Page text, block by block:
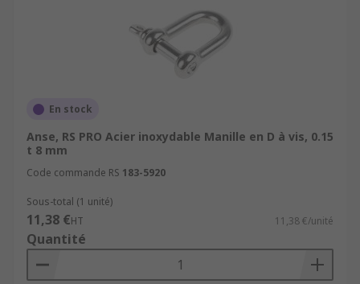
En stock
Anse, RS PRO Acier inoxydable Manille en D à vis, 0.15
t 8 mm
Code commande RS 183-5920
Sous-total (1 unité)
11,38 €HT 11,38 €/unité
Quantité